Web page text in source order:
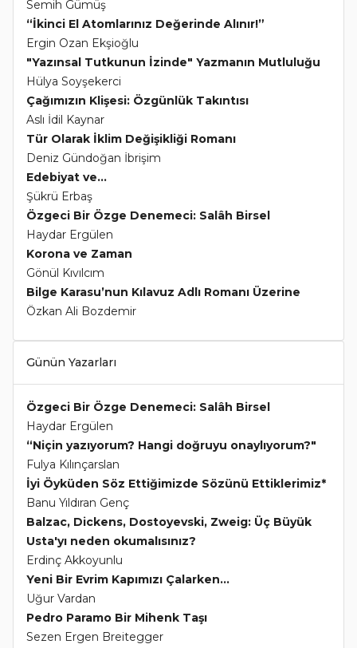
Semih Gümüş
“İkinci El Atomlarınız Değerinde Alınır!”
Ergin Ozan Ekşioğlu
"Yazınsal Tutkunun İzinde" Yazmanın Mutluluğu
Hülya Soyşekerci
Çağımızın Klişesi: Özgünlük Takıntısı
Aslı İdil Kaynar
Tür Olarak İklim Değişikliği Romanı
Deniz Gündoğan İbrişim
Edebiyat ve...
Şükrü Erbaş
Özgeci Bir Özge Denemeci: Salâh Birsel
Haydar Ergülen
Korona ve Zaman
Gönül Kıvılcım
Bilge Karasu’nun Kılavuz Adlı Romanı Üzerine
Özkan Ali Bozdemir
Günün Yazarları
Özgeci Bir Özge Denemeci: Salâh Birsel
Haydar Ergülen
“Niçin yazıyorum? Hangi doğruyu onaylıyorum?"
Fulya Kılınçarslan
İyi Öyküden Söz Ettiğimizde Sözünü Ettiklerimiz*
Banu Yıldıran Genç
Balzac, Dickens, Dostoyevski, Zweig: Üç Büyük
Usta'yı neden okumalısınız?
Erdinç Akkoyunlu
Yeni Bir Evrim Kapımızı Çalarken...
Uğur Vardan
Pedro Paramo Bir Mihenk Taşı
Sezen Ergen Breitegger